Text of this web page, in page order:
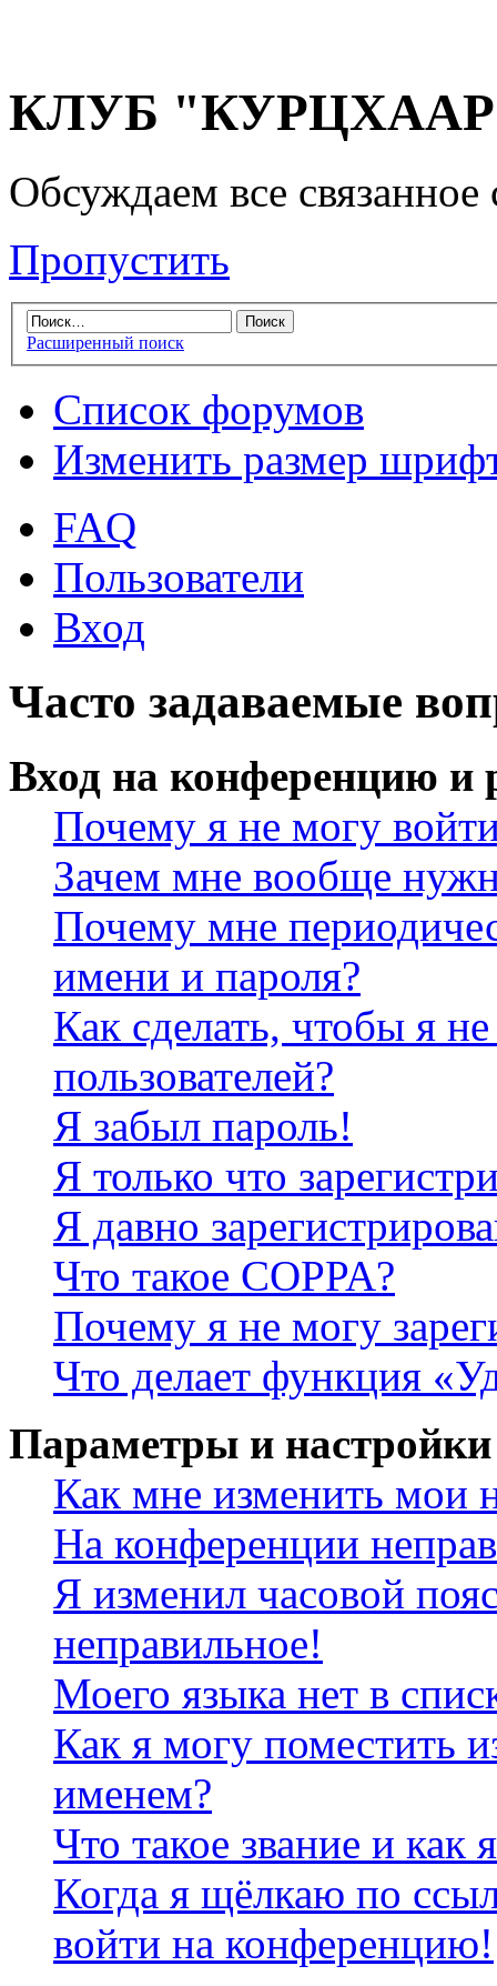
КЛУБ "КУРЦХААР"
Обсуждаем все
Пропустить
Расширенный поиск
Список форумов
Изменить размер
FAQ
Пользователи
Вход
Часто задаваемые
Вход на конференцию и
Почему я не могу
Зачем мне вообще
Почему мне
имени и пароля?
Как сделать, чтобы я
пользователей?
Я забыл пароль!
Я только что
Я давно
Что такое COPPA?
Почему я не могу
Что делает функция
Параметры и настройки
Как мне изменить мои
На конференции
Я изменил часовой
неправильное!
Моего языка нет в
Как я могу поместить
именем?
Что такое звание и как
Когда я щёлкаю по
войти на конференцию!